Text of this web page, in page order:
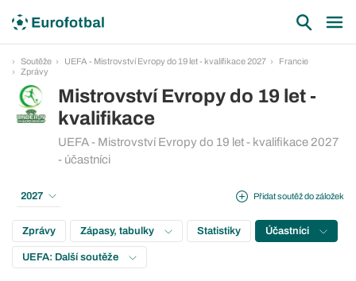
Soutěže UEFA - Mistrovství Evropy do 19 let - kvalifikace 2027
Francie
Zprávy
Mistrovství Evropy do 19 let -
kvalifikace
UEFA - Mistrovství Evropy do 19 let - kvalifikace 2027
- účastníci
Přidat soutěž do záložek
2027
Zprávy Zápasy, tabulky Statistiky Účastníci
UEFA: Další soutěže